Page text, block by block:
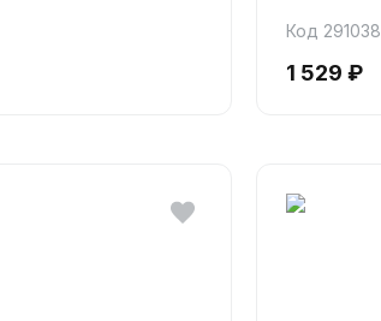
Код 291038
1 529 ₽